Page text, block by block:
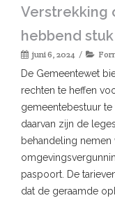
Verstrekking
hebbend
juni 6, 2024
De Gemeentewet
rechten te heffen
gemeentebestuur
daarvan zijn de
behandeling nemen
paspoort. De
dat de geraamde